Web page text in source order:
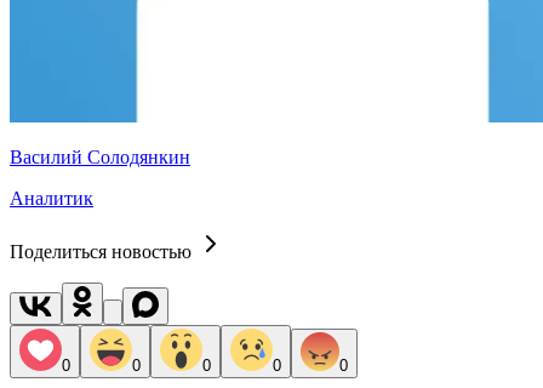
Василий Солодянкин
Аналитик
Поделиться новостью
0 0 0 0 0